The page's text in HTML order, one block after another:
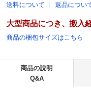
送料について ｜返品につい
大型商品につき、搬入
商品の梱包サイズはこちら
商品の説明
Q&A